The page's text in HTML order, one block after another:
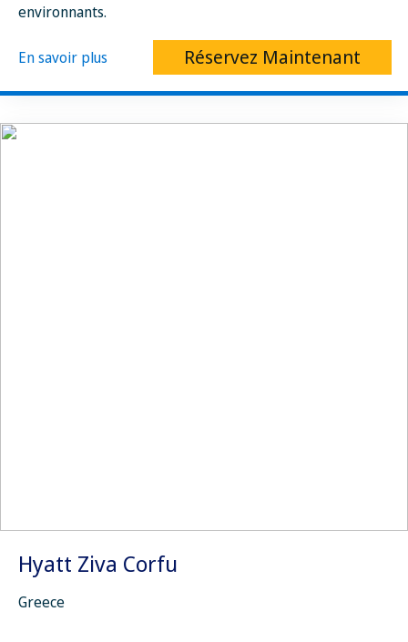
environnants.
En savoir plus Réservez Maintenant
Hyatt Ziva Corfu
Greece